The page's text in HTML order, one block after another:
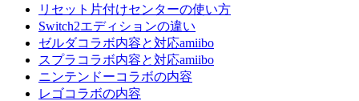
リセット片付けセンターの使い方
Switch2エディションの違い
ゼルダコラボ内容と対応amiibo
スプラコラボ内容と対応amiibo
ニンテンドーコラボの内容
レゴコラボの内容